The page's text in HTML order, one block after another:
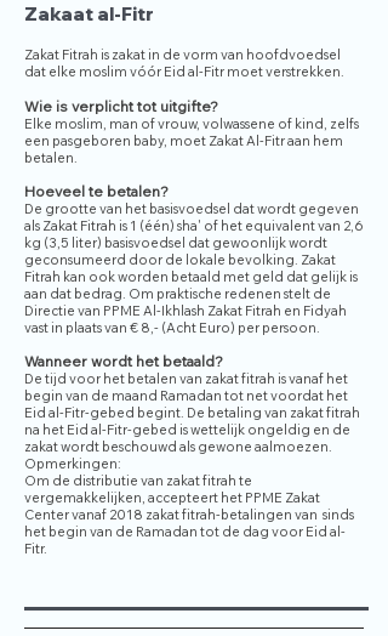
Zakaat al-Fitr
Zakat Fitrah is zakat in de vorm van hoofdvoedsel
dat elke moslim vóór Eid al-Fitr moet verstrekken.
Wie is verplicht tot uitgifte?
Elke moslim, man of vrouw, volwassene of kind, zelfs
een pasgeboren baby, moet Zakat Al-Fitr aan hem
betalen.
Hoeveel te betalen?
De grootte van het basisvoedsel dat wordt gegeven
als Zakat Fitrah is 1 (één) sha' of het equivalent van 2,6
kg (3,5 liter) basisvoedsel dat gewoonlijk wordt
geconsumeerd door de lokale bevolking. Zakat
Fitrah kan ook worden betaald met geld dat gelijk is
aan dat bedrag. Om praktische redenen stelt de
Directie van PPME Al-Ikhlash Zakat Fitrah en Fidyah
vast in plaats van € 8,- (Acht Euro) per persoon.
Wanneer wordt het betaald?
De tijd voor het betalen van zakat fitrah is vanaf het
begin van de maand Ramadan tot net voordat het
Eid al-Fitr-gebed begint. De betaling van zakat fitrah
na het Eid al-Fitr-gebed is wettelijk ongeldig en de
zakat wordt beschouwd als gewone aalmoezen.
Opmerkingen:
Om de distributie van zakat fitrah te
vergemakkelijken, accepteert het PPME Zakat
Center vanaf 2018 zakat fitrah-betalingen van sinds
het begin van de Ramadan tot de dag voor Eid al-
Fitr.